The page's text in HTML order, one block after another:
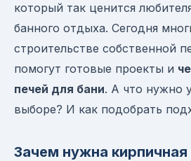
который так ценится
банного отдыха. Сегодня
строительстве собственной
помогут готовые проекты и
печей для бани. А что нужно
выборе? И как подобрать
Зачем нужна